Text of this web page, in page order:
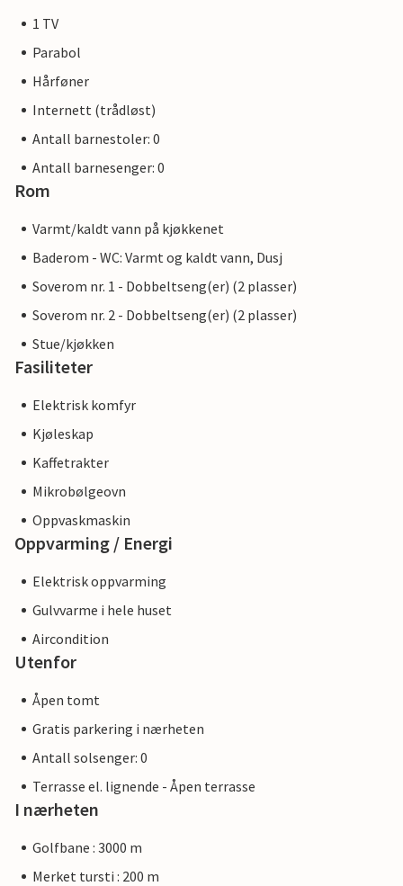
1 TV
Parabol
Hårføner
Internett (trådløst)
Antall barnestoler: 0
Antall barnesenger: 0
Rom
Varmt/kaldt vann på kjøkkenet
Baderom - WC: Varmt og kaldt vann, Dusj
Soverom nr. 1 - Dobbeltseng(er) (2 plasser)
Soverom nr. 2 - Dobbeltseng(er) (2 plasser)
Stue/kjøkken
Fasiliteter
Elektrisk komfyr
Kjøleskap
Kaffetrakter
Mikrobølgeovn
Oppvaskmaskin
Oppvarming / Energi
Elektrisk oppvarming
Gulvvarme i hele huset
Aircondition
Utenfor
Åpen tomt
Gratis parkering i nærheten
Antall solsenger: 0
Terrasse el. lignende - Åpen terrasse
I nærheten
Golfbane : 3000 m
Merket tursti : 200 m